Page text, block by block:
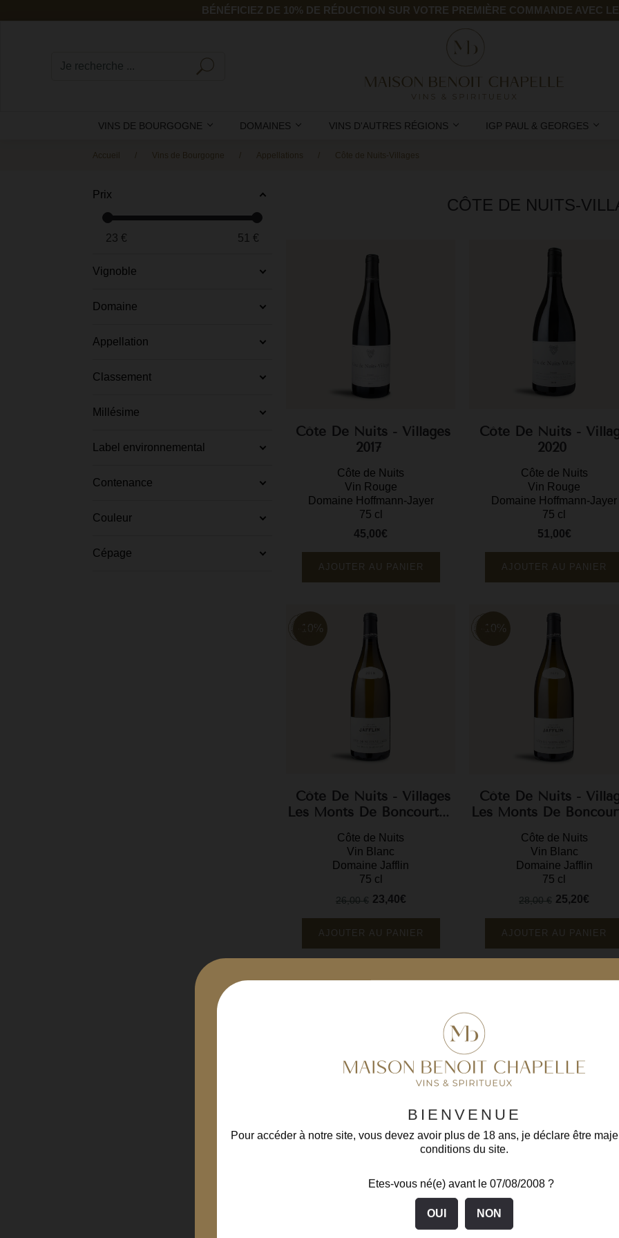
BÉNÉFICIEZ DE 10% DE RÉDUCTION SUR VOTRE PREMIÈRE COMMANDE AVEC
VINS DE BOURGOGNE DOMAINES VINS D'AUTRES RÉGIONS IGP PAUL & GEORGES
Accueil Vins de Bourgogne Appellations Côte de Nuits-Villages
Prix
23 € 51 €
Vignoble
Domaine
Appellation
Classement
Millésime
Label environnemental
Contenance
Couleur
Cépage
CÔTE DE NUITS-
Côte De Nuits - Villages
2017
Côte de Nuits
Vin Rouge
Domaine Hoffmann-Jayer
75 cl
Prix
45,00€
AJOUTER AU PANIER
Côte De Nuits -
2020
Côte de Nuits
Vin Rouge
Domaine Hoffmann-Jayer
75 cl
Prix
51,00€
AJOUTER AU PANIER
Côte De Nuits - Villages
Les Monts De Boncourt...
Côte de Nuits
Vin Blanc
Domaine Jafflin
75 cl
Prix
de
base
26,00 € Prix
23,40€
AJOUTER AU PANIER
-10%
Côte De Nuits -
Les Monts De
Côte de Nuits
Vin Blanc
Domaine Jafflin
75 cl
Prix
de
base
28,00 € Prix
25,20€
AJOUTER AU PANIER
-10%
Les Chaillots 2020
Domaine Bony Gachot
BIENVENUE
Pour accéder à notre site, vous devez avoir plus de 18 ans, je déclare être
conditions du site.
Etes-vous né(e) avant le 07/08/2008 ?